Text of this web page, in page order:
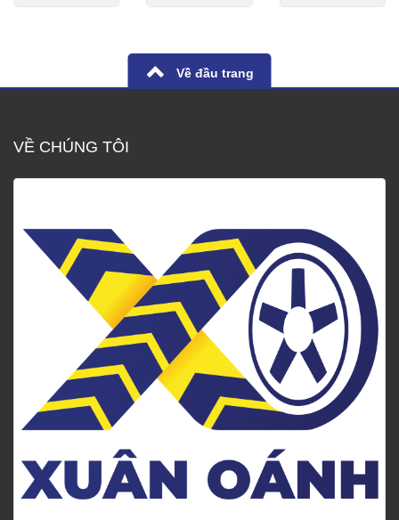
Về đầu trang
VỀ CHÚNG TÔI